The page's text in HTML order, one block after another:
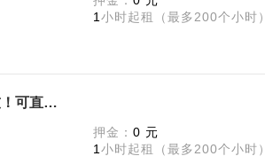
1 小时起租（最多200个小时）
《真人快打》终极版-全DLC! 商城清空-顶级体验，所有账号-已互加好友！可直接联机
押金： 0 元
1 小时起租（最多200个小时）